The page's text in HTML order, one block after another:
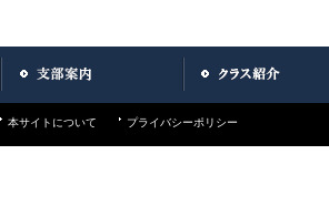
本サイトについて プライバシーポリシー